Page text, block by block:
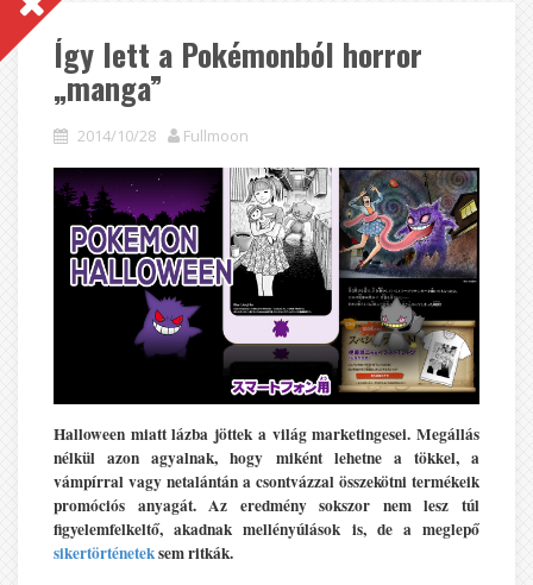
Így lett a Pokémonból horror
„manga”
2014/10/28 Fullmoon
Halloween miatt lázba jöttek a világ marketingesei. Megállás
nélkül azon agyalnak, hogy miként lehetne a tökkel, a
vámpírral vagy netalántán a csontvázzal összekötni termékeik
promóciós anyagát. Az eredmény sokszor nem lesz túl
figyelemfelkeltő, akadnak mellényúlások is, de a meglepő
sikertörténeteksem ritkák.